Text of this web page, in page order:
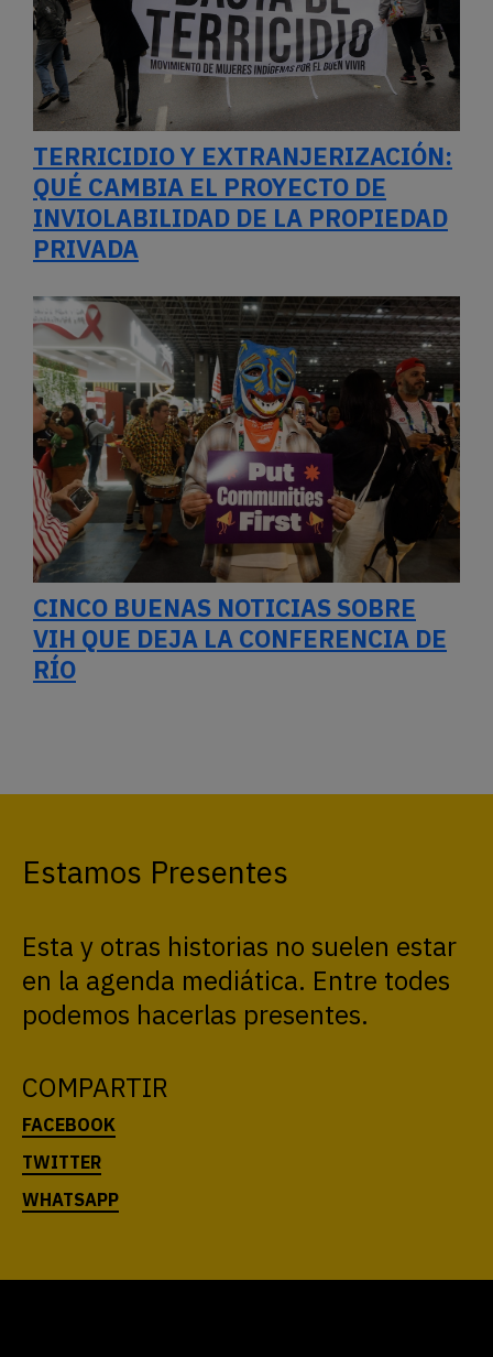
TERRICIDIO Y EXTRANJERIZACIÓN:
QUÉ CAMBIA EL PROYECTO DE
INVIOLABILIDAD DE LA PROPIEDAD
PRIVADA
CINCO BUENAS NOTICIAS SOBRE
VIH QUE DEJA LA CONFERENCIA DE
RÍO
Estamos Presentes
Esta y otras historias no suelen estar
en la agenda mediática. Entre todes
podemos hacerlas presentes.
COMPARTIR